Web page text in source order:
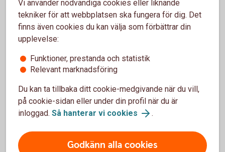
Sparkonto med konkurrenskraftig
ränta
Vi använder nödvändiga cookies eller liknande
tekniker för att webbplatsen ska fungera för dig. Det
finns även cookies du kan välja som förbättrar din
upplevelse:
Funktioner, prestanda och statistik
Relevant marknadsföring
Du kan ta tillbaka ditt cookie-medgivande när du vill,
på cookie-sidan eller under din profil när du är
inloggad. Så hanterar vi cookies .
Godkänn alla cookies